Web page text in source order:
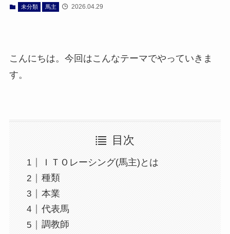
未分類 馬主 2026.04.29
こんにちは。今回はこんなテーマでやっていきま
す。
目次
ＩＴＯレーシング(馬主)とは
種類
本業
代表馬
調教師